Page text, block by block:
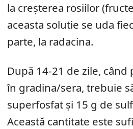
la creșterea rosiilor
aceasta solutie se uda
parte, la radacina.
După 14-21 de zile,
în gradina/sera, trebuie
superfosfat și 15 g de
Această cantitate este